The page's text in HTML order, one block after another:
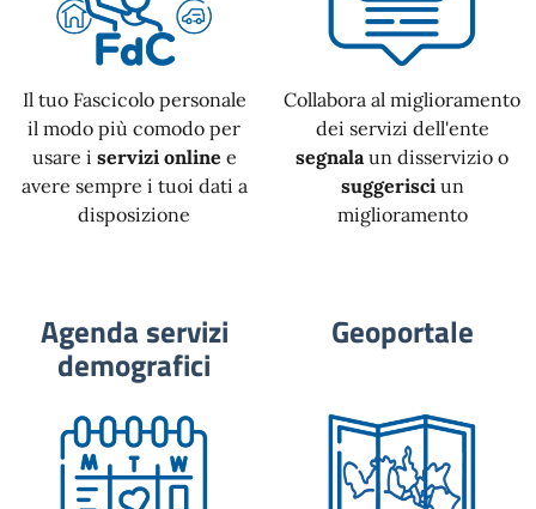
Il tuo Fascicolo personale
il modo più comodo per
usare i servizi online e
avere sempre i tuoi dati a
disposizione
Collabora al miglioramento
dei servizi dell'ente
segnala un disservizio o
suggerisciun
miglioramento
Agenda servizi
demografici
Geoportale